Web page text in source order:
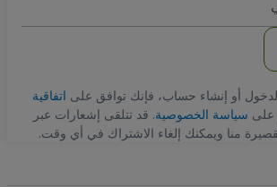
أو إنشاء حساب، فإنك توافق على اتفاقية
على سياسة الخصوصية. قد تتلقى إشعارات عبر
منا ويمكنك إلغاء الاشتراك في أي وقت.